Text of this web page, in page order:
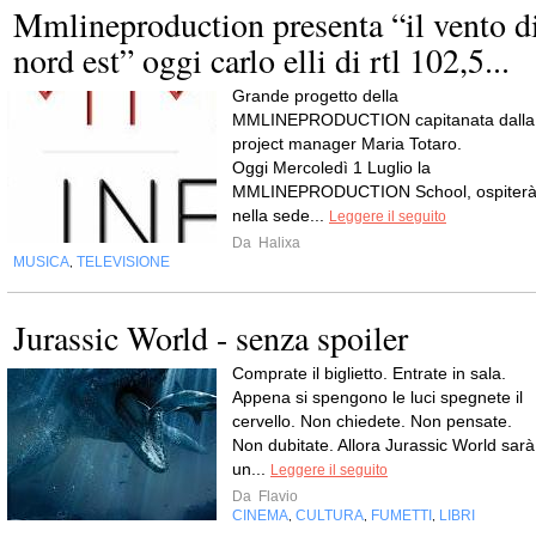
Mmlineproduction presenta “il vento
nord est” oggi carlo elli di rtl 102,5...
Grande progetto della
MMLINEPRODUCTION capitanata dalla
project manager Maria Totaro.
Oggi Mercoledì 1 Luglio la
MMLINEPRODUCTION School, ospiterà
nella sede...
Leggere il seguito
Da Halixa
MUSICA TELEVISIONE
Jurassic World - senza spoiler
Comprate il biglietto. Entrate in sala.
Appena si spengono le luci spegnete il
cervello. Non chiedete. Non pensate.
Non dubitate. Allora Jurassic World sarà
un...
Leggere il seguito
Da Flavio
CINEMA CULTURA FUMETTI LIBRI